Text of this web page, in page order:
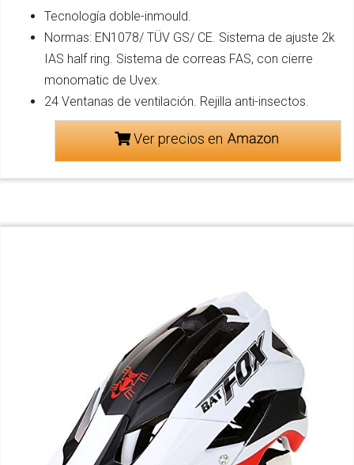
Tecnología doble-inmould.
Normas: EN1078/ TÜV GS/ CE. Sistema de ajuste 2k
IAS half ring. Sistema de correas FAS, con cierre
monomatic de Uvex.
24 Ventanas de ventilación. Rejilla anti-insectos.
Ver precios en